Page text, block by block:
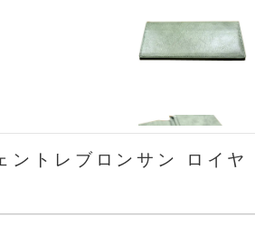
ントレブロンサン ロイヤ